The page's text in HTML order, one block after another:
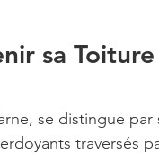
sa
se distingue
traversés